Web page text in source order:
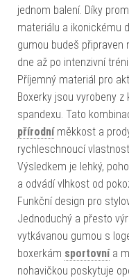
jednom balení. Díky
materiálu a ikonickému
gumou budeš připraven
dne až po intenzivní
Příjemný materiál pro
Boxerky jsou vyrobeny
spandexu. Tato
přírodníměkkost a
rychleschnoucí
Výsledkem je lehký,
a odvádí vlhkost od
Funkční design pro
Jednoduchý a přesto
vytkávanou gumou s
boxerkám sportovnía
nohavičkou poskytuje